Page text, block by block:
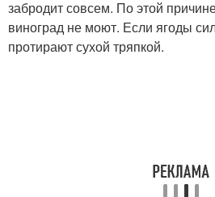
забродит совсем. По этой
виноград не моют. Если ягоды
протирают сухой тряпкой.